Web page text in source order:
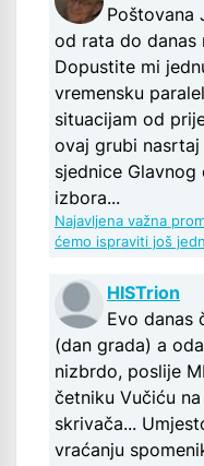
Poštovana
od rata do danas
Dopustite mi
vremensku
situacijam od
ovaj grubi nasrtaj
sjednice
izbora...
Najavljena važna
ćemo ispraviti još
HISTrion
Evo danas
(dan grada) a
nizbrdo, poslije
četniku Vučiću
skrivača...
vraćanju